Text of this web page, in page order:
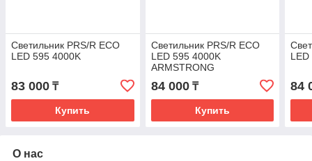
Светильник PRS/R ECO
LED 595 4000K
83 000 ₸
Купить
Светильник PRS/R ECO
LED 595 4000K
ARMSTRONG
84 000₸
Купить
84
О нас